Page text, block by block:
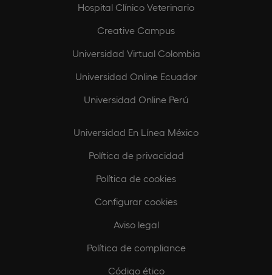
Hospital Clínico Veterinario
Creative Campus
Universidad Virtual Colombia
Universidad Online Ecuador
Universidad Online Perú
Universidad En Línea México
Política de privacidad
Política de cookies
Configurar cookies
Aviso legal
Política de compliance
Código ético